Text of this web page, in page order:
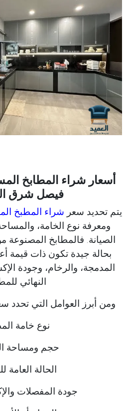
أسعار شراء المطابخ
فيصل شرق
يتم تحديد سعر شراء المطبخ
ومعرفة نوع الخامة،
الصيانة. فالمطابخ المصنوعة
بحالة جيدة تكون ذات قيمة
المدمجة، والرخام، وجودة
النهائي
ومن أبرز العوامل التي تحدد
نوع خامة
حجم ومساحة
الحالة العامة
جودة المفصلات